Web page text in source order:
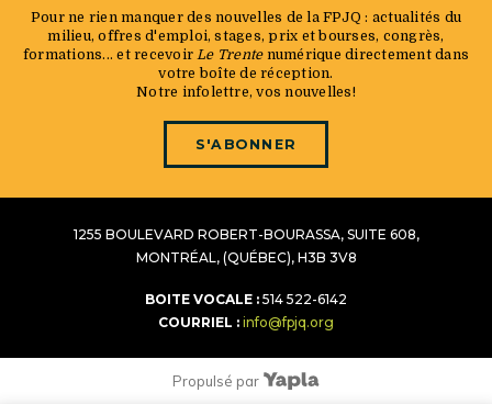
Pour ne rien manquer des nouvelles de la FPJQ : actualités du
milieu, offres d'emploi, stages, prix et bourses, congrès,
formations... et recevoir Le Trentenumérique directement dans
votre boîte de réception.
Notre infolettre, vos nouvelles!
S'ABONNER
1255 BOULEVARD ROBERT-BOURASSA, SUITE 608,
MONTRÉAL, (QUÉBEC), H3B 3V8
BOITE VOCALE : 514 522-6142
COURRIEL : info@fpjq.org
Propulsé par